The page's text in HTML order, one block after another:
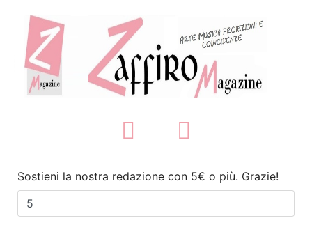
Sostieni la nostra redazione con 5€ o più. Grazie!